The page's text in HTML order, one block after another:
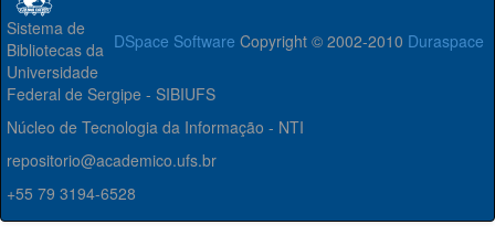
DSpace Software Copyright © 2002-2010 Duraspace
Sistema de
Bibliotecas da
Universidade
Federal de Sergipe - SIBIUFS
Núcleo de Tecnologia da Informação - NTI
repositorio@academico.ufs.br
+55 79 3194-6528